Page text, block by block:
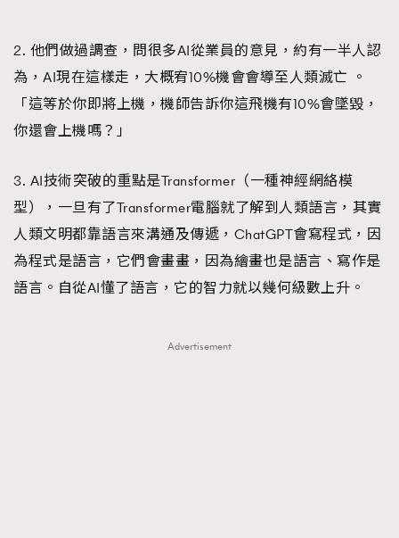
2. 他們做過調查，問很多AI從業員的意見，約有一半人認
為，AI現在這樣走，大概宥10%機會會導至人類滅亡 。
「這等於你即將上機，機師告訴你這飛機有10%會墜毀，
你還會上機嗎？」
3. AI技術突破的重點是Transformer（一種神經網絡模
型），一旦有了Transformer電腦就了解到人類語言，其實
人類文明都靠語言來溝通及傳遞，ChatGPT會寫程式，因
為程式是語言，它們會畫畫，因為繪畫也是語言、寫作是
語言。自從AI懂了語言，它的智力就以幾何級數上升。
Advertisement